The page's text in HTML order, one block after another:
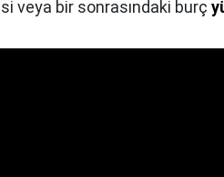
veya bir sonrasındaki burç